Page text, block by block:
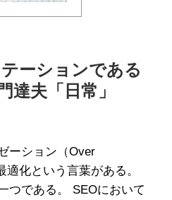
ーションである
達夫「日常」
ーション（Over
化という言葉がある。
つである。 SEOにおいて